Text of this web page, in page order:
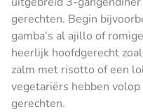
gerechten. Begin
gamba’s al ajillo of
heerlijk hoofdgerecht
zalm met risotto of een
vegetariërs hebben
gerechten.